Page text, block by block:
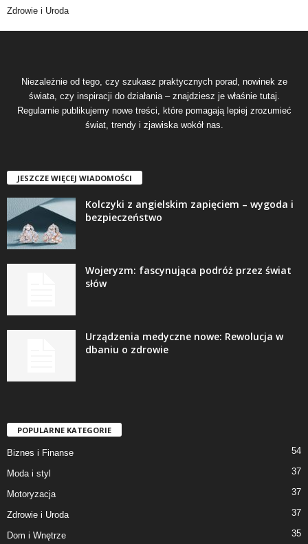
Zdrowie i Uroda
Niezależnie od tego, czy szukasz praktycznych porad, nowinek ze
świata, czy inspiracji do działania – znajdziesz je właśnie tutaj.
Regularnie publikujemy nowe treści, które pomagają lepiej zrozumieć
świat, trendy i zjawiska wokół nas.
JESZCZE WIĘCEJ WIADOMOŚCI
Kolczyki z angielskim zapięciem – wygoda i
bezpieczeństwo
Wojeryzm: fascynująca podróż przez świat
słów
Urządzenia medyczne nowe: Rewolucja w
dbaniu o zdrowie
POPULARNE KATEGORIE
Biznes i Finanse 54
Moda i styl 37
Motoryzacja 37
Zdrowie i Uroda 37
Dom i Wnętrze 35